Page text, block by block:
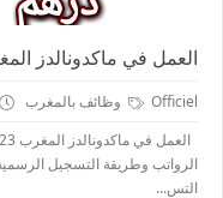
العمل في ماكدونالدز المغرب 2023 | طريقة التسجيل
Officiel وظائف بالمغرب
الرواتب وطريقة التسجيل
التس...